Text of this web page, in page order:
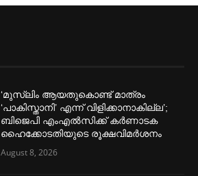
‘മുസ്‌ലിം ആയതുകൊണ്ട് മാത്രം
‘പാകിസ്താനി’ എന്ന് വിളിക്കാനാകില്ല’;
ബിജെപി എംഎല്‍സിക്ക് കര്‍ണാടക
ഹൈക്കോടതിയുടെ രൂക്ഷവിമര്‍ശനം
August 8, 2026